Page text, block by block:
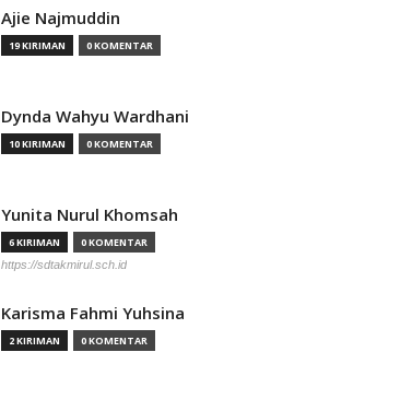
Ajie Najmuddin
19 KIRIMAN 0 KOMENTAR
Dynda Wahyu Wardhani
10 KIRIMAN 0 KOMENTAR
Yunita Nurul Khomsah
6 KIRIMAN 0 KOMENTAR
https://sdtakmirul.sch.id
Karisma Fahmi Yuhsina
2 KIRIMAN 0 KOMENTAR